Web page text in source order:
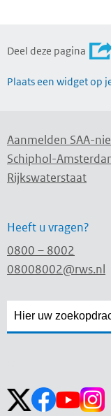
Deel deze pagina
Plaats een widget op
Aanmelden SAA-
Schiphol-
Rijkswaterstaat
Heeft u vragen?
0800 – 8002
08008002@rws.nl